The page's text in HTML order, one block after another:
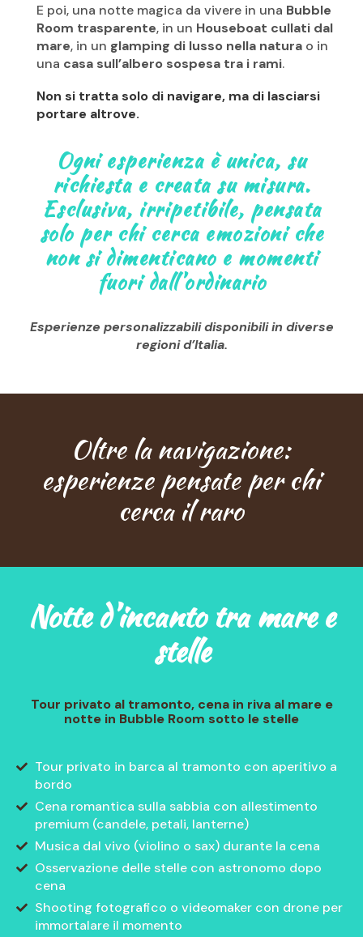
E poi, una notte magica da vivere in una Bubble
Room trasparente, in un Houseboat cullati dal
mare, in un glamping di lusso nella natura o in
una casa sull’albero sospesa tra i rami.
Non si tratta solo di navigare, ma di lasciarsi
portare altrove.
Ogni esperienza è unica, su
richiesta e creata su misura.
Esclusiva, irripetibile, pensata
solo per chi cerca emozioni che
non si dimenticano e momenti
fuori dall’ordinario
Esperienze personalizzabili disponibili in diverse
regioni d’Italia.
Oltre la navigazione:
esperienze pensate per chi
cerca il raro
Notte d’incanto tra mare e
stelle
Tour privato al tramonto, cena in riva al mare e
notte in Bubble Room sotto le stelle
Tour privato in barca al tramonto con aperitivo a
bordo
Cena romantica sulla sabbia con allestimento
premium (candele, petali, lanterne)
Musica dal vivo (violino o sax) durante la cena
Osservazione delle stelle con astronomo dopo
cena
Shooting fotografico o videomaker con drone per
immortalare il momento